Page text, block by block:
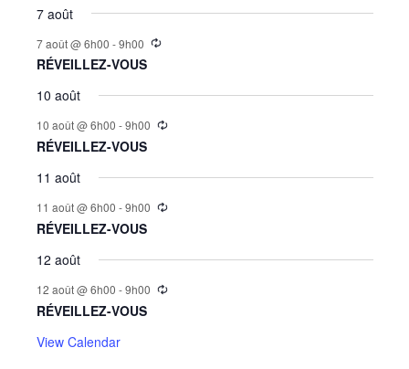
7 août
7 août @ 6h00 -9h00
RÉVEILLEZ-VOUS
10 août
10 août @ 6h00 -9h00
RÉVEILLEZ-VOUS
11 août
11 août @ 6h00 -9h00
RÉVEILLEZ-VOUS
12 août
12 août @ 6h00 -9h00
RÉVEILLEZ-VOUS
View Calendar